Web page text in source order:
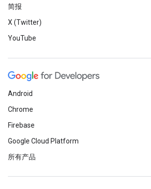
简报
X (Twitter)
YouTube
Android
Chrome
Firebase
Google Cloud Platform
所有产品